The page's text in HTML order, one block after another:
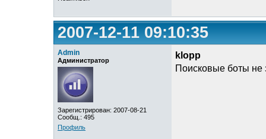
2007-12-11 09:10:35
Admin
Администратор
Зарегистрирован: 2007-08-21
Сообщ.: 495
Профиль
klopp
Поисковые боты не